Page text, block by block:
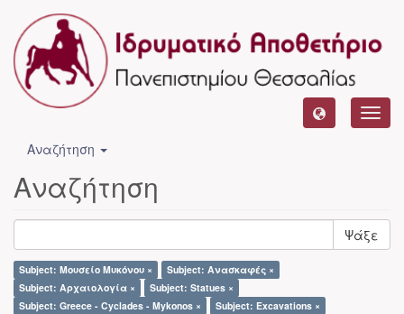
Αναζήτηση
Αναζήτηση
Ψάξε
Subject: Μουσείο Μυκόνου ×
Subject: Ανασκαφές ×
Subject: Αρχαιολογία ×
Subject: Statues ×
Subject: Greece - Cyclades - Mykonos ×
Subject: Excavations ×